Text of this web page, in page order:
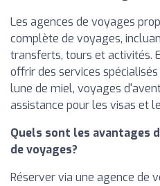
Les agences de voyages
complète de voyages,
transferts, tours et activités.
offrir des services
lune de miel, voyages
assistance pour les visas et
Quels sont les avantages
de voyages?
Réserver via une agence de